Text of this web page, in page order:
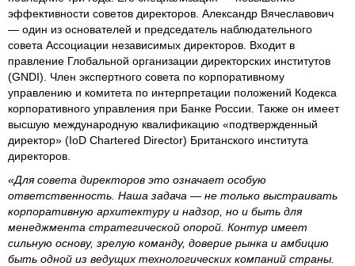
эффективности советов директоров. Александр Вячеславович
— один из основателей и председатель наблюдательного
совета Ассоциации независимых директоров. Входит в
правление Глобальной организации директорских институтов
(GNDI). Член экспертного совета по корпоративному
управлению и комитета по интерпретации положений Кодекса
корпоративного управления при Банке России. Также он имеет
высшую международную квалификацию «подтвержденный
директор» (IoD Chartered Director) Британского института
директоров.
«Для совета директоров это означает особую
ответственность. Наша задача — не только выстраивать
корпоративную архитектуру и надзор, но и быть для
менеджмента стратегической опорой. Контур имеет
сильную основу, зрелую команду, доверие рынка и амбицию
быть одной из ведущих технологических компаний страны.